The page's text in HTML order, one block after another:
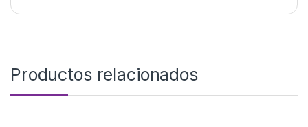
Productos relacionados